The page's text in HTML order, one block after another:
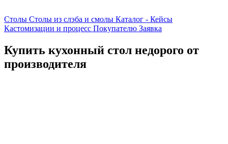
Столы Столы из слэба и смолы Каталог - Кейсы
Кастомизации и процесс Покупателю Заявка
Купить кухонный стол недорого от
производителя